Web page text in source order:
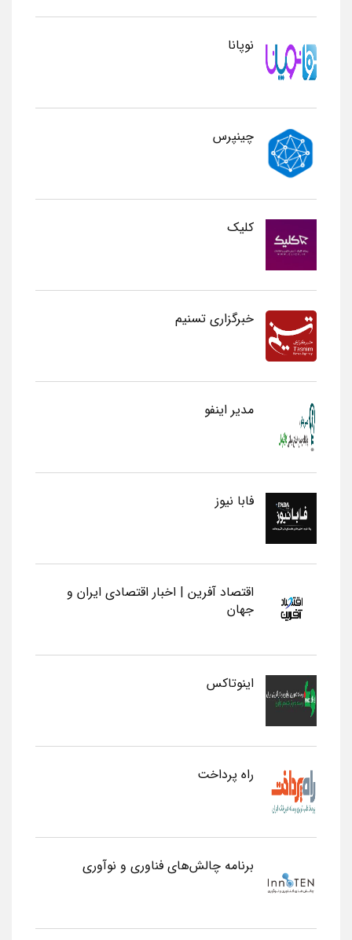
نوپانا
چینپرس
کلیک
خبرگزاری تسنیم
مدیر اینفو
فابا نیوز
اقتصاد آفرین | اخبار اقتصادی ایران و
جهان
اینوتاکس
راه پرداخت
برنامه چالش‌های فناوری و نوآوری